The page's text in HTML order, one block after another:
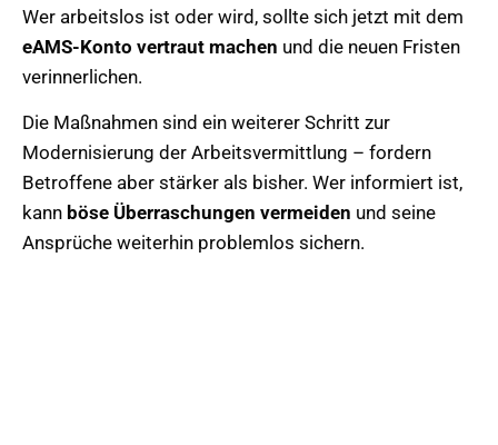
Wer arbeitslos ist oder wird, sollte sich jetzt mit dem
eAMS-Konto vertraut machen und die neuen Fristen
verinnerlichen.
Die Maßnahmen sind ein weiterer Schritt zur
Modernisierung der Arbeitsvermittlung – fordern
Betroffene aber stärker als bisher. Wer informiert ist,
kann böse Überraschungen vermeiden und seine
Ansprüche weiterhin problemlos sichern.